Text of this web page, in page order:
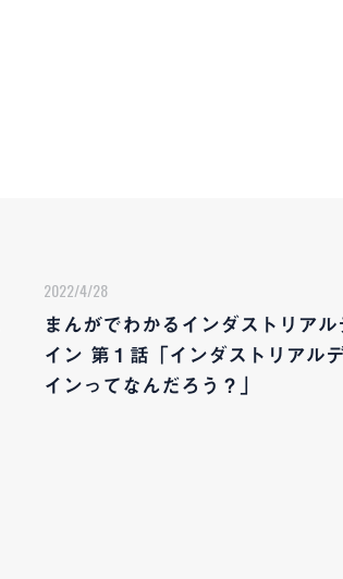
2022/4/28
まんがでわかるインダストリア
イン 第１話「インダストリアル
インってなんだろう？」